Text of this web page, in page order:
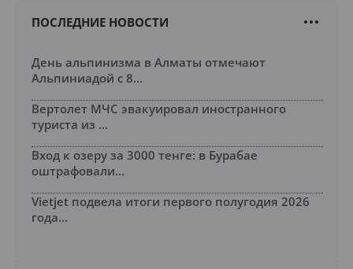
ПОСЛЕДНИЕ НОВОСТИ
День альпинизма в Алматы отмечают
Альпиниадой с 8...
Вертолет МЧС эвакуировал иностранного
туриста из ...
Вход к озеру за 3000 тенге: в Бурабае
оштрафовали...
Vietjet подвела итоги первого полугодия 2026
года...